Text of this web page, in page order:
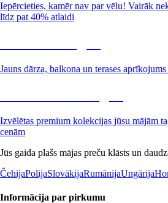
Iepērcieties, kamēr nav par vēlu! Vairāk
līdz pat 40% atlaidi
Jauns dārza, balkona un terases
Izvēlētas premium kolekcijas jūsu mājām
cenām
Jūs gaida plašs mājas preču klāsts un
ČehijaPolijaSlovākijaRumānijaUngārija
Informācija par pirkumu